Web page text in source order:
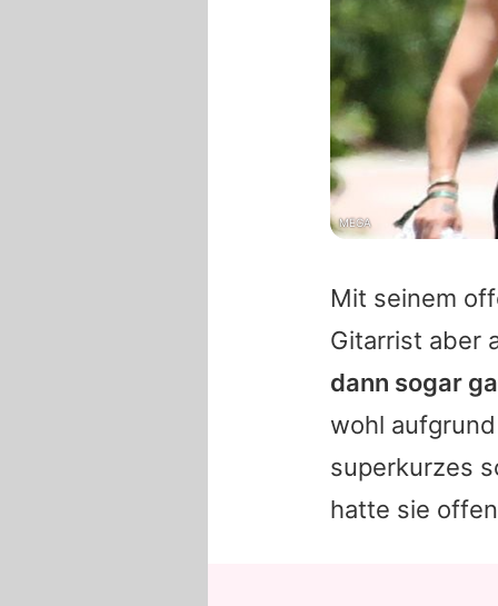
Mit seinem
Gitarrist aber
dann sogar
wohl
superkurzes
hatte sie
MEGA